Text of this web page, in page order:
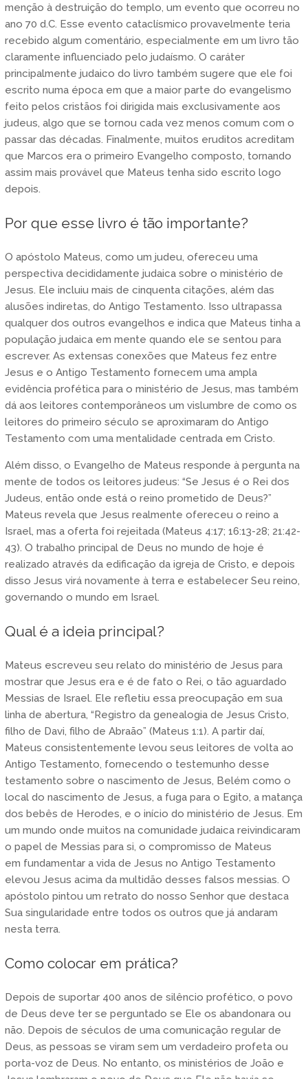
menção à destruição do templo, um evento que ocorreu no
ano 70 d.C. Esse evento cataclísmico provavelmente teria
recebido algum comentário, especialmente em um livro tão
claramente influenciado pelo judaísmo. O caráter
principalmente judaico do livro também sugere que ele foi
escrito numa época em que a maior parte do evangelismo
feito pelos cristãos foi dirigida mais exclusivamente aos
judeus, algo que se tornou cada vez menos comum com o
passar das décadas. Finalmente, muitos eruditos acreditam
que Marcos era o primeiro Evangelho composto, tornando
assim mais provável que Mateus tenha sido escrito logo
depois.
Por que esse livro é tão importante?
O apóstolo Mateus, como um judeu, ofereceu uma
perspectiva decididamente judaica sobre o ministério de
Jesus. Ele incluiu mais de cinquenta citações, além das
alusões indiretas, do Antigo Testamento. Isso ultrapassa
qualquer dos outros evangelhos e indica que Mateus tinha a
população judaica em mente quando ele se sentou para
escrever. As extensas conexões que Mateus fez entre
Jesus e o Antigo Testamento fornecem uma ampla
evidência profética para o ministério de Jesus, mas também
dá aos leitores contemporâneos um vislumbre de como os
leitores do primeiro século se aproximaram do Antigo
Testamento com uma mentalidade centrada em Cristo.
Além disso, o Evangelho de Mateus responde à pergunta na
mente de todos os leitores judeus: “Se Jesus é o Rei dos
Judeus, então onde está o reino prometido de Deus?”
Mateus revela que Jesus realmente ofereceu o reino a
Israel, mas a oferta foi rejeitada (Mateus 4:17; 16:13-28; 21:42-
43). O trabalho principal de Deus no mundo de hoje é
realizado através da edificação da igreja de Cristo, e depois
disso Jesus virá novamente à terra e estabelecer Seu reino,
governando o mundo em Israel.
Qual é a ideia principal?
Mateus escreveu seu relato do ministério de Jesus para
mostrar que Jesus era e é de fato o Rei, o tão aguardado
Messias de Israel. Ele refletiu essa preocupação em sua
linha de abertura, “Registro da genealogia de Jesus Cristo,
filho de Davi, filho de Abraão” (Mateus 1:1). A partir daí,
Mateus consistentemente levou seus leitores de volta ao
Antigo Testamento, fornecendo o testemunho desse
testamento sobre o nascimento de Jesus, Belém como o
local do nascimento de Jesus, a fuga para o Egito, a matança
dos bebês de Herodes, e o início do ministério de Jesus. Em
um mundo onde muitos na comunidade judaica reivindicaram
o papel de Messias para si, o compromisso de Mateus
em fundamentar a vida de Jesus no Antigo Testamento
elevou Jesus acima da multidão desses falsos messias. O
apóstolo pintou um retrato do nosso Senhor que destaca
Sua singularidade entre todos os outros que já andaram
nesta terra.
Como colocar em prática?
Depois de suportar 400 anos de silêncio profético, o povo
de Deus deve ter se perguntado se Ele os abandonara ou
não. Depois de séculos de uma comunicação regular de
Deus, as pessoas se viram sem um verdadeiro profeta ou
porta-voz de Deus. No entanto, os ministérios de João e